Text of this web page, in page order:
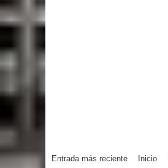
Entrada más reciente Inicio